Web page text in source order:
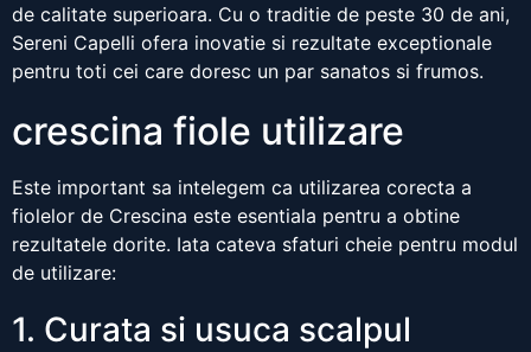
de calitate superioara. Cu o traditie de peste 30 de ani,
Sereni Capelli ofera inovatie si rezultate exceptionale
pentru toti cei care doresc un par sanatos si frumos.
crescina fiole utilizare
Este important sa intelegem ca utilizarea corecta a
fiolelor de Crescina este esentiala pentru a obtine
rezultatele dorite. Iata cateva sfaturi cheie pentru modul
de utilizare:
1. Curata si usuca scalpul